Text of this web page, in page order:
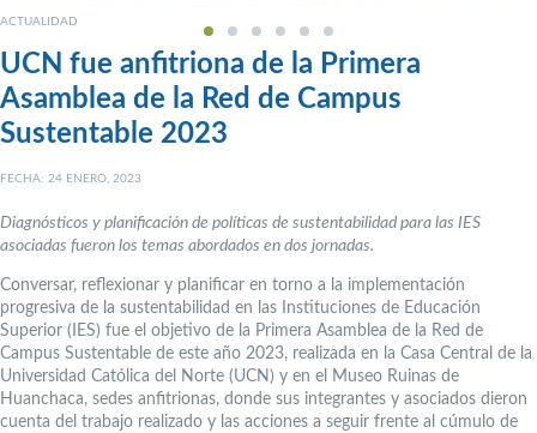
ACTUALIDAD
UCN fue anfitriona de la Primera
Asamblea de la Red de Campus
Sustentable 2023
FECHA: 24 ENERO, 2023
Diagnósticos y planificación de políticas de sustentabilidad para las IES
asociadas fueron los temas abordados en dos jornadas.
Conversar, reflexionar y planificar en torno a la implementación
progresiva de la sustentabilidad en las Instituciones de Educación
Superior (IES) fue el objetivo de la Primera Asamblea de la Red de
Campus Sustentable de este año 2023, realizada en la Casa Central de la
Universidad Católica del Norte (UCN) y en el Museo Ruinas de
Huanchaca, sedes anfitrionas, donde sus integrantes y asociados dieron
cuenta del trabajo realizado y las acciones a seguir frente al cúmulo de